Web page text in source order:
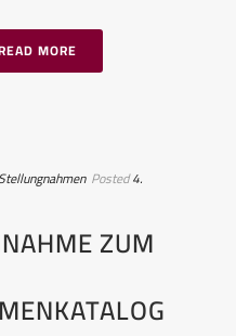
MORE
Posted4.
ZUM
G